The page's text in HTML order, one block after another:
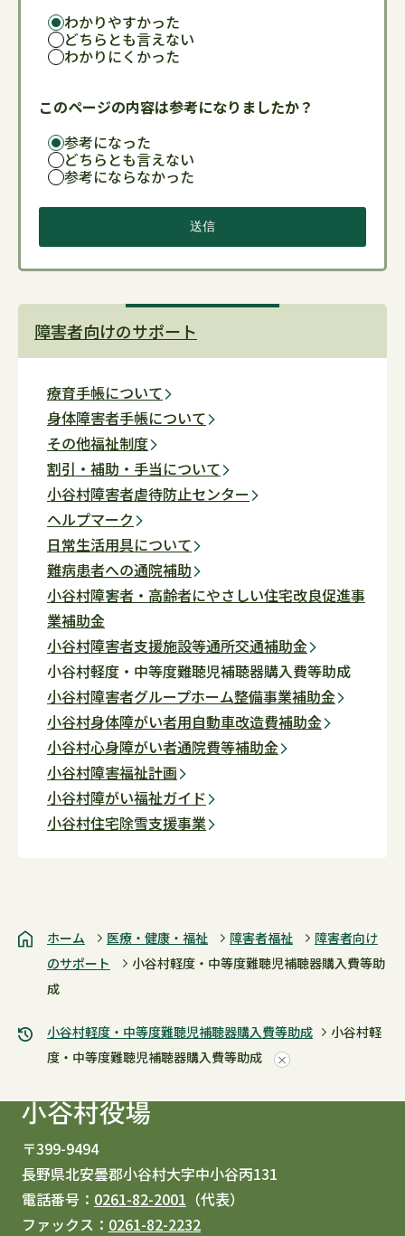
わかりやすかった
どちらとも言えない
わかりにくかった
このページの内容は参考になりましたか？
参考になった
どちらとも言えない
参考にならなかった
障害者向けのサポート
療育手帳について
身体障害者手帳について
その他福祉制度
割引・補助・手当について
小谷村障害者虐待防止センター
ヘルプマーク
日常生活用具について
難病患者への通院補助
小谷村障害者・高齢者にやさしい住宅改良促進事
業補助金
小谷村障害者支援施設等通所交通補助金
小谷村軽度・中等度難聴児補聴器購入費等助成
小谷村障害者グループホーム整備事業補助金
小谷村身体障がい者用自動車改造費補助金
小谷村心身障がい者通院費等補助金
小谷村障害福祉計画
小谷村障がい福祉ガイド
小谷村住宅除雪支援事業
ホーム 医療・健康・福祉 障害者福祉
障害者向け
のサポート
小谷村軽度・中等度難聴児補聴器購入費等助
成
小谷村軽度・中等度難聴児補聴器購入費等助成
小谷村軽
度・中等度難聴児補聴器購入費等助成
〒399-9494
長野県北安曇郡小谷村大字中小谷丙131
電話番号： 0261-82-2001 （代表）
ファックス： 0261-82-2232